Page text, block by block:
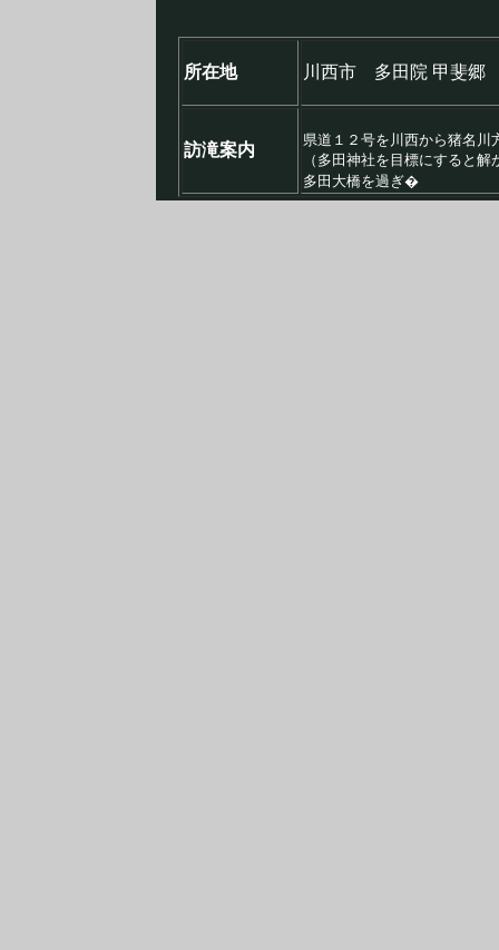
所在地 川西市 多田院 甲斐郷
訪滝案内
県道１２号を川西から猪名川
（多田神社を目標にすると解
多田大橋を過ぎ�